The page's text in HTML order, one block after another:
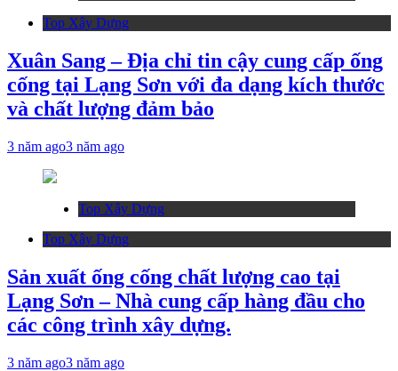
Top Xây Dựng
Xuân Sang – Địa chỉ tin cậy cung cấp ống
cống tại Lạng Sơn với đa dạng kích thước
và chất lượng đảm bảo
3 năm ago3 năm ago
Top Xây Dựng
Top Xây Dựng
Sản xuất ống cống chất lượng cao tại
Lạng Sơn – Nhà cung cấp hàng đầu cho
các công trình xây dựng.
3 năm ago3 năm ago